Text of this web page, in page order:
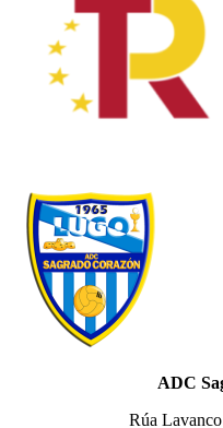
ADC
Rúa